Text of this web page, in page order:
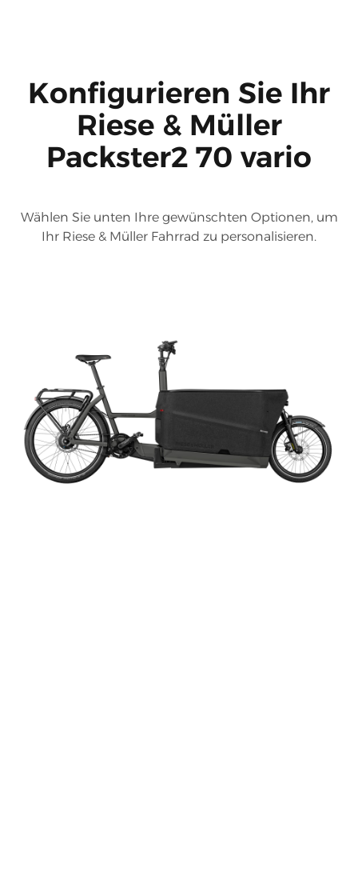
Konfigurieren Sie Ihr
Riese & Müller
Packster2 70 vario
Wählen Sie unten Ihre gewünschten Optionen, um
Ihr Riese & Müller Fahrrad zu personalisieren.